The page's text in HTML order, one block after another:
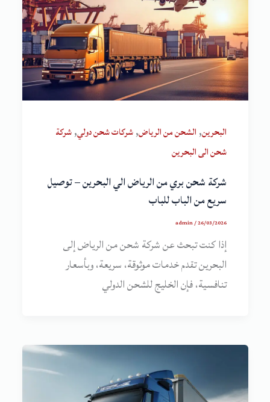
البحرين, الشحن من الرياض,شركات شحن دولي,شركة
شحن الى البحرين
شركة شحن بري من الرياض الي البحرين – توصيل
سريع من الباب للباب
admin/26/03/2026
إذا كنت تبحث عن شركة شحن من الرياض إلى
البحرين تقدم خدمات موثوقة، سريعة، وبأسعار
تنافسية، فإن الخليج للشحن الدولي